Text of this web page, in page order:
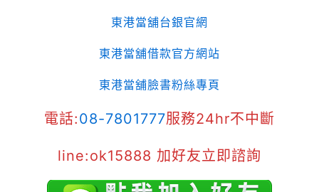
東港當舖台銀官網
東港當舖借款官方網站
東港當舖臉書粉絲專頁
電話:08-7801777服務24hr不中斷
line:ok15888 加好友立即諮詢